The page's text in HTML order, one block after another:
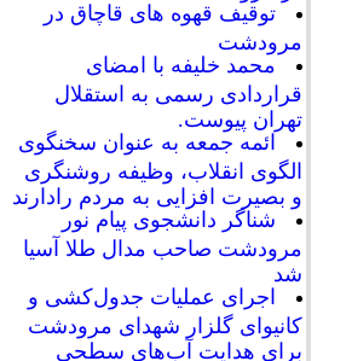
توقیف قهوه های قاچاق در
مرودشت
محمد خلیفه با امضای
قراردادی رسمی به استقلال
تهران پیوست.
ائمه جمعه به عنوان سخنگوی
الگوی انقلاب، وظیفه روشنگری
و بصیرت افزایی به مردم رادارند
شناگر دانشجوی پیام نور
مرودشت صاحب مدال طلا آسیا
شد
اجرای عملیات جدول‌کشی و
کانیوای گلزار شهدای مرودشت
برای هدایت آب‌های سطحی